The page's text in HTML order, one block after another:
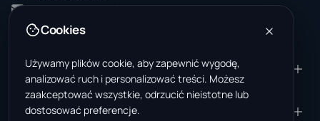
support@wastemarkt.com
office@wastemarkt.com
PRODUKT
Marketplace
Materiały — sprzedaż
ZASOBY
Akademia dostawcy
FIRMA
Cookies
Używamy plików cookie, aby zapewnić wygodę,
analizować ruch i personalizować treści. Możesz
zaakceptować wszystkie, odrzucić nieistotne lub
dostosować preferencje.